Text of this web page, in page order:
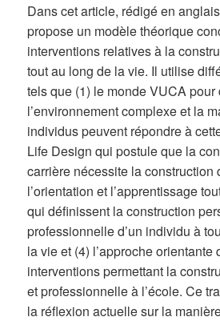
Dans cet article, rédigé en
propose un modèle théorique
interventions relatives à la
tout au long de la vie. Il utilise
tels que (1) le monde VUCA pour
l’environnement complexe et la
individus peuvent répondre à
Life Design qui postule que la
carrière nécessite la construction
l’orientation et l’apprentissage
qui définissent la construction
professionnelle d’un individu à
la vie et (4) l’approche orientante
interventions permettant la
et professionnelle à l’école. Ce
la réflexion actuelle sur la